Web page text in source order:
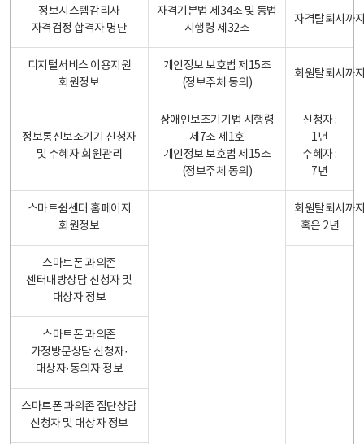
정보시스템감리사
자격검정 합격자 명단
자격기본법 제34조 및 동법
시행령 제32조
자격탈퇴시까
디지털서비스 이용지원
회원정보
개인정보 보호법 제15조
(정보주체 동의)
회원탈퇴시까
정보통신보조기기 신청자
및 수혜자 회원관리
장애인보조기기법 시행령
제7조 제1호
개인정보 보호법 제15조
(정보주체 동의)
신청자 :
1년
수혜자 :
7년
스마트쉼센터 홈페이지
회원정보
회원탈퇴시까
혹은 2년
스마트폰 과의존
센터내방상담 신청자 및
대상자 정보
스마트폰 과의존
가정방문상담 신청자·
대상자·동의자 정보
스마트폰 과의존 집단상담
신청자 및 대상자 정보